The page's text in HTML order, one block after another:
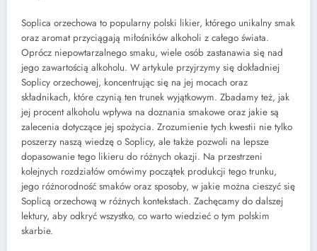
Soplica orzechowa to popularny polski likier, którego unikalny smak
oraz aromat przyciągają miłośników alkoholi z całego świata.
Oprócz niepowtarzalnego smaku, wiele osób zastanawia się nad
jego zawartością alkoholu. W artykule przyjrzymy się dokładniej
Soplicy orzechowej, koncentrując się na jej mocach oraz
składnikach, które czynią ten trunek wyjątkowym. Zbadamy też, jak
jej procent alkoholu wpływa na doznania smakowe oraz jakie są
zalecenia dotyczące jej spożycia. Zrozumienie tych kwestii nie tylko
poszerzy naszą wiedzę o Soplicy, ale także pozwoli na lepsze
dopasowanie tego likieru do różnych okazji. Na przestrzeni
kolejnych rozdziałów omówimy początek produkcji tego trunku,
jego różnorodność smaków oraz sposoby, w jakie można cieszyć się
Soplicą orzechową w różnych kontekstach. Zachęcamy do dalszej
lektury, aby odkryć wszystko, co warto wiedzieć o tym polskim
skarbie.